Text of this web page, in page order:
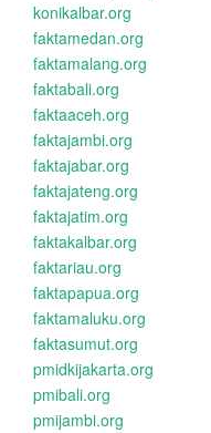
konikalbar.org
faktamedan.org
faktamalang.org
faktabali.org
faktaaceh.org
faktajambi.org
faktajabar.org
faktajateng.org
faktajatim.org
faktakalbar.org
faktariau.org
faktapapua.org
faktamaluku.org
faktasumut.org
pmidkijakarta.org
pmibali.org
pmijambi.org